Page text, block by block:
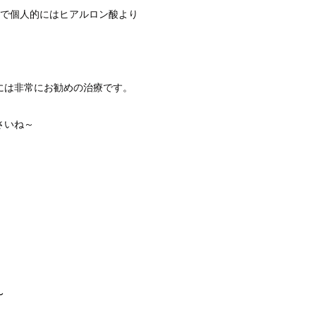
個人的にはヒアルロン酸より
非常にお勧めの治療です。
いね～